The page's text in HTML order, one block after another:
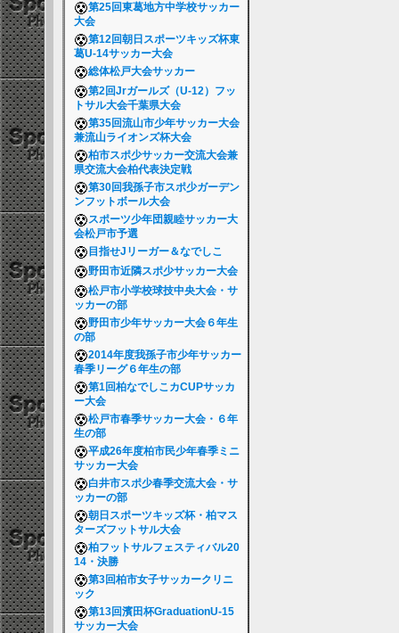
第25回東葛地方中学校サッカー
大会
第12回朝日スポーツキッズ杯東
葛U-14サッカー大会
総体松戸大会サッカー
第2回Jrガールズ（U-12）フッ
トサル大会千葉県大会
第35回流山市少年サッカー大会
兼流山ライオンズ杯大会
柏市スポ少サッカー交流大会兼
県交流大会柏代表決定戦
第30回我孫子市スポ少ガーデン
ンフットボール大会
スポーツ少年団親睦サッカー大
会松戸市予選
目指せJリーガー＆なでしこ
野田市近隣スポ少サッカー大会
松戸市小学校球技中央大会・サ
ッカーの部
野田市少年サッカー大会６年生
の部
2014年度我孫子市少年サッカー
春季リーグ６年生の部
第1回柏なでしこカCUPサッカ
ー大会
松戸市春季サッカー大会・６年
生の部
平成26年度柏市民少年春季ミニ
サッカー大会
白井市スポ少春季交流大会・サ
ッカーの部
朝日スポーツキッズ杯・柏マス
ターズフットサル大会
柏フットサルフェスティバル20
14・決勝
第3回柏市女子サッカークリニ
ック
第13回濱田杯GraduationU-15
サッカー大会